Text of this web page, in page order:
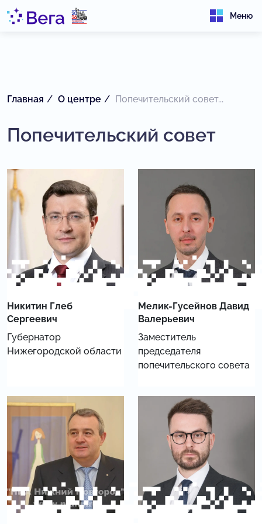
Меню
Главная О центре Попечительский совет...
Попечительский совет
Никитин Глеб
Сергеевич
Губернатор
Нижегородской области
Мелик-Гусейнов Давид
Валерьевич
Заместитель
председателя
попечительского совета